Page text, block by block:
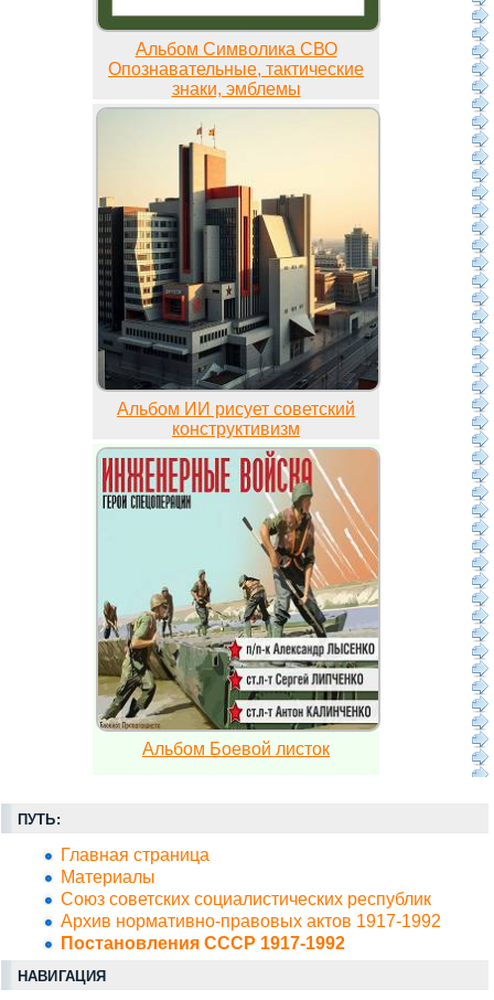
Альбом Символика СВО
Опознавательные, тактические
знаки, эмблемы
Альбом ИИ рисует советский
конструктивизм
Альбом Боевой листок
ПУТЬ:
Главная страница
Материалы
Союз советских социалистических республик
Архив нормативно-правовых актов 1917-1992
Постановления СССР 1917-1992
НАВИГАЦИЯ